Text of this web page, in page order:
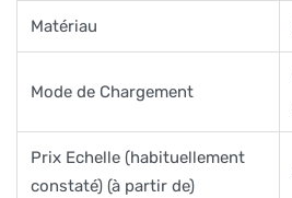
Matériau
Mode de Chargement
Prix Echelle (habituellement
constaté) (à partir de)